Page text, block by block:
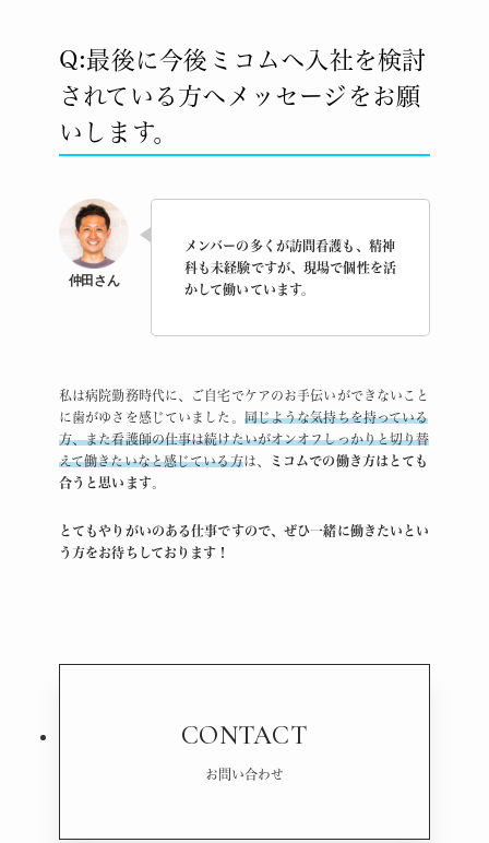
Q:最後に今後ミコムへ入社を検討
されている方へメッセージをお願
いします。
メンバーの多くが訪問看護も、精神
科も未経験ですが、現場で個性を活
かして働いています。
私は病院勤務時代に、ご自宅でケアのお手伝いができないこと
に歯がゆさを感じていました。 同じような気持ちを持っている
方、また看護師の仕事は続けたいがオンオフしっかりと切り替
えて働きたいなと感じている方は、
ミコムでの働き方はとても
合うと思います。
とてもやりがいのある仕事ですので、ぜひ一緒に働きたいとい
う方をお待ちしております！
CONTACT
お問い合わせ